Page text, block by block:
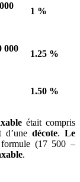
1 %
000
1.25 %
1.50 %
était compris
d’une décote. Le
(17 500 –
.